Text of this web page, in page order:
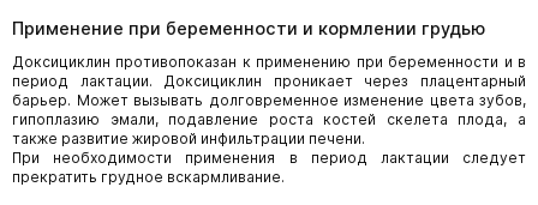
Применение при беременности и кормлении грудью
Доксициклин противопоказан к применению при беременности и в
период лактации. Доксициклин проникает через плацентарный
барьер. Может вызывать долговременное изменение цвета зубов,
гипоплазию эмали, подавление роста костей скелета плода, а
также развитие жировой инфильтрации печени.
При необходимости применения в период лактации следует
прекратить грудное вскармливание.